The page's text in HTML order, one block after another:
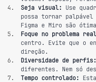
Seja visual:
Use
possa tornar palpável
Figma e Miro são
Foque no problema
centro. Evite que o
direção.
Diversidade de perfis:
diferentes. Nem só
Tempo controlado: